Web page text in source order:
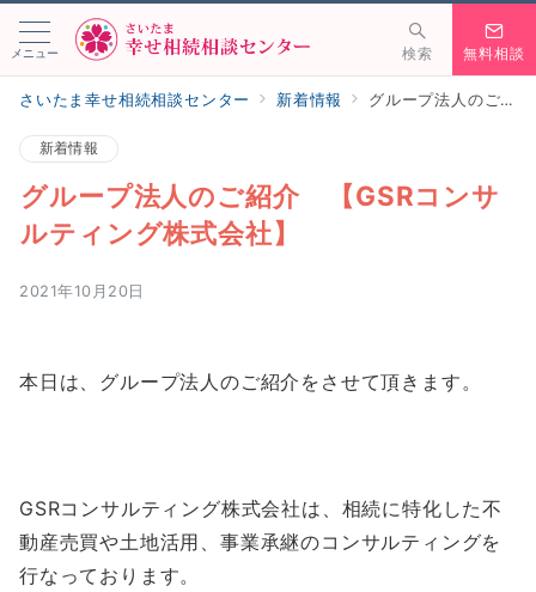
メニュー 検索 無料相談
さいたま幸せ相続相談センター 新着情報 グループ法人のご紹介 【GSRコンサルティング株式会社】
新着情報
グループ法人のご紹介 【GSRコンサ
ルティング株式会社】
2021年10月20日
本日は、グループ法人のご紹介をさせて頂きます。
GSRコンサルティング株式会社は、相続に特化した不
動産売買や土地活用、事業承継のコンサルティングを
行なっております。